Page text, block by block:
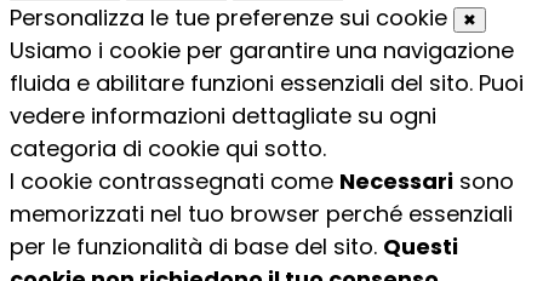
Personalizza le tue preferenze sui cookie ✖
Usiamo i cookie per garantire una navigazione
fluida e abilitare funzioni essenziali del sito. Puoi
vedere informazioni dettagliate su ogni
categoria di cookie qui sotto.
I cookie contrassegnati come Necessari sono
memorizzati nel tuo browser perché essenziali
per le funzionalità di base del sito. Questi